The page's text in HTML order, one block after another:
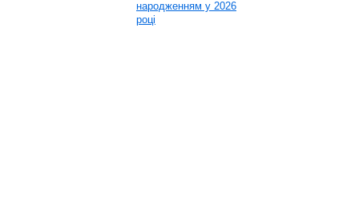
народженням у 2026
році